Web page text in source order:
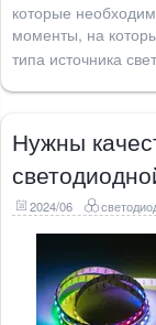
которые
моменты, на
типа источника
Нужны
2024/06